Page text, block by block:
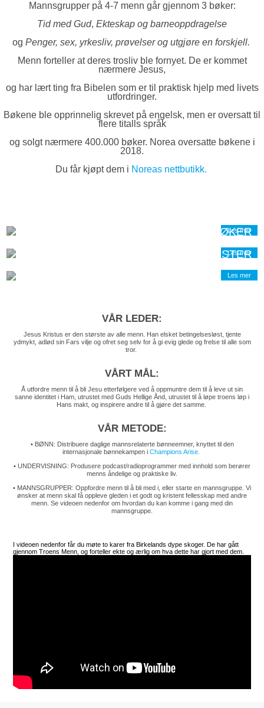
Mannsgrupper på 4-7 menn går gjennom 3 bøker:
Tid med Gud, Ekteskap og barneoppdragelse
og Penger, sex, yrkesliv, prøvelser og utgjøre en forskjell.
Menn forteller at deres trosliv ble fornyet. De er kommet
nærmere Jesus,
og har lært ting fra Bibelen som er til praktisk hjelp med livets
utfordringer.
Bøkene ble opprinnelig skrevet på engelsk, men er oversatt til
flere titalls språk
og solgt nærmere 400.000 bøker. Norea oversatte bøkene i
2018.
Du får kjøpt dem i Noreas nettbutikk.
Les mer
BØKER
Les mer
PODKASTER
Les mer
VÅR LEDER:
Jesus Kristus er den største av alle menn. Han elsket betingelsesløst, tjente
ydmykt, adlød sin Fars vilje og ofret seg selv for å gi evig glede og frelse til alle som
tror.
VÅRT MÅL:
Å utfordre menn til å bli Jesu etterfølgere ved å oppmuntre dem til å leve ut sin
sanne identitet i Ham, utrustet med Guds Hellige Ånd, utrustet til å løpe troens løp i
Hans makt, og inspirere andre til å gjøre det samme.
VÅR METODE:
• BØNN: Distribuere daglige mannsrelaterte bønneemner, knyttet til den
internasjonale bønnekampen i Champions Arise.
• UNDERVISNING: Produsere podcast/radioprogrammer med innhold som berører
menns åndelige og praktiske liv.
• MANNSGRUPPER: Oppfordre menn til å bli med i, eller starte en mannsgruppe. Vi
ønsker at menn skal få oppleve gleden i et godt og kristent fellesskap med andre
menn. Se videoen nedenfor om hvordan du kan komme i gang med din
mannsgruppe.
I videoen nedenfor får du møte to karer fra Birkelands dype skoger. De har gått
gjennom Troens Menn, og forteller ekte og ærlig om hva dette har gjort med dem.